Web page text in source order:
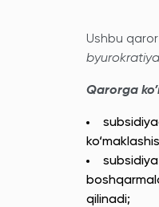
Ushbu
Qarorga
qilinadi;